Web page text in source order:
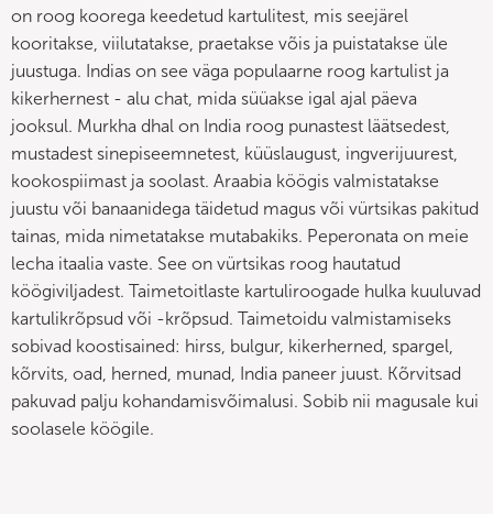
on roog koorega keedetud kartulitest, mis seejärel
kooritakse, viilutatakse, praetakse võis ja puistatakse üle
juustuga. Indias on see väga populaarne roog kartulist ja
kikerhernest - alu chat, mida süüakse igal ajal päeva
jooksul. Murkha dhal on India roog punastest läätsedest,
mustadest sinepiseemnetest, küüslaugust, ingverijuurest,
kookospiimast ja soolast. Araabia köögis valmistatakse
juustu või banaanidega täidetud magus või vürtsikas pakitud
tainas, mida nimetatakse mutabakiks. Peperonata on meie
lecha itaalia vaste. See on vürtsikas roog hautatud
köögiviljadest. Taimetoitlaste kartuliroogade hulka kuuluvad
kartulikrõpsud või -krõpsud. Taimetoidu valmistamiseks
sobivad koostisained: hirss, bulgur, kikerherned, spargel,
kõrvits, oad, herned, munad, India paneer juust. Kõrvitsad
pakuvad palju kohandamisvõimalusi. Sobib nii magusale kui
soolasele köögile.